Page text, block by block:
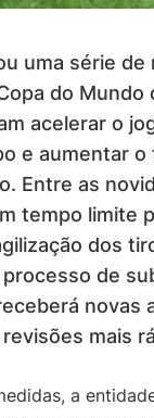
uma série de
do Mundo
acelerar o
e aumentar
Entre as
tempo limite
dos
de
novas
mais
a